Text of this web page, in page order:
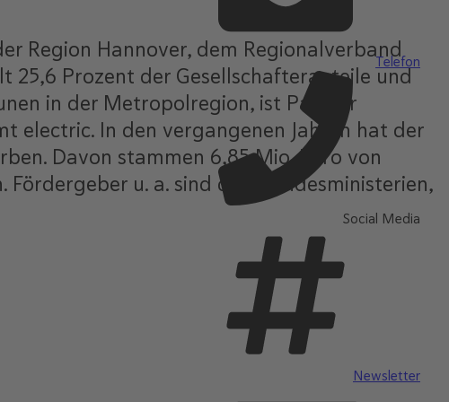
Telefon
Social Media
Newsletter
Region Hannover, dem Regionalverband
25,6 Prozent der Gesellschafteranteile und
in der Metropolregion, ist Partner
electric. In den vergangenen Jahren hat der
Davon stammen 6,85 Mio. Euro von
u. a. sind drei Bundesministerien,